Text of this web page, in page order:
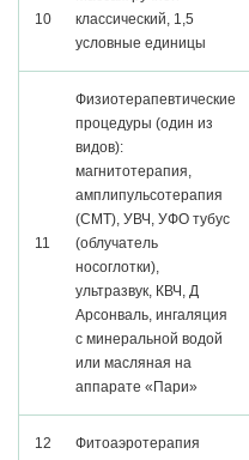
10
классический, 1,5
условные единицы
11
Физиотерапевтические
процедуры (один из
видов):
магнитотерапия,
амплипульсотерапия
(СМТ), УВЧ, УФО тубус
(облучатель
носоглотки),
ультразвук, КВЧ, Д
Арсонваль, ингаляция
с минеральной водой
или масляная на
аппарате «Пари»
12 Фитоаэротерапия